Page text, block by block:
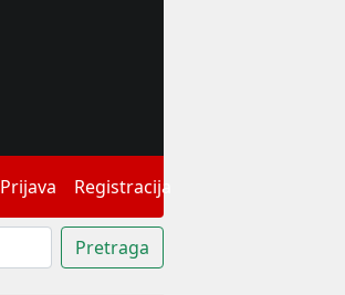
Prijava Registracija